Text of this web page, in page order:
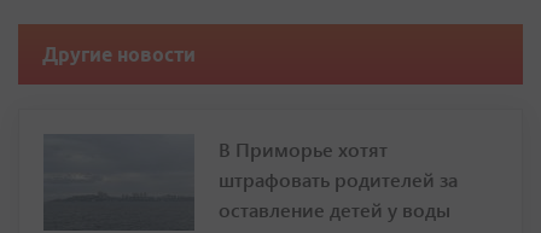
Другие новости
В Приморье хотят
штрафовать родителей за
оставление детей у воды